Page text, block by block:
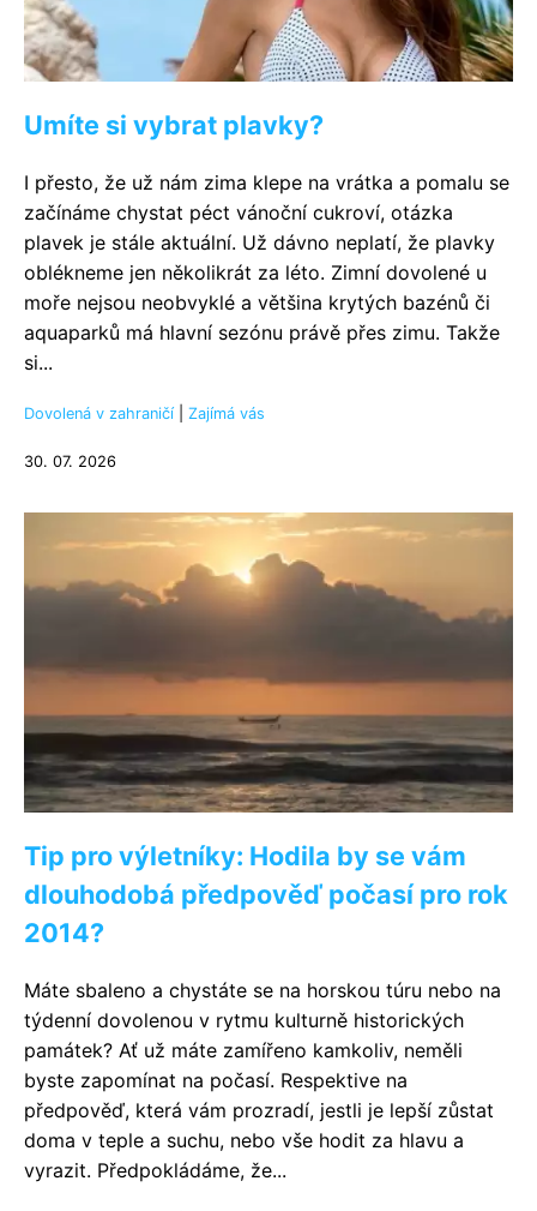
Umíte si vybrat plavky?
I přesto, že už nám zima klepe na vrátka a pomalu se
začínáme chystat péct vánoční cukroví, otázka
plavek je stále aktuální. Už dávno neplatí, že plavky
oblékneme jen několikrát za léto. Zimní dovolené u
moře nejsou neobvyklé a většina krytých bazénů či
aquaparků má hlavní sezónu právě přes zimu. Takže
si...
Dovolená v zahraničí Zajímá vás
30. 07. 2026
Tip pro výletníky: Hodila by se vám
dlouhodobá předpověď počasí pro rok
2014?
Máte sbaleno a chystáte se na horskou túru nebo na
týdenní dovolenou v rytmu kulturně historických
památek? Ať už máte zamířeno kamkoliv, neměli
byste zapomínat na počasí. Respektive na
předpověď, která vám prozradí, jestli je lepší zůstat
doma v teple a suchu, nebo vše hodit za hlavu a
vyrazit. Předpokládáme, že...